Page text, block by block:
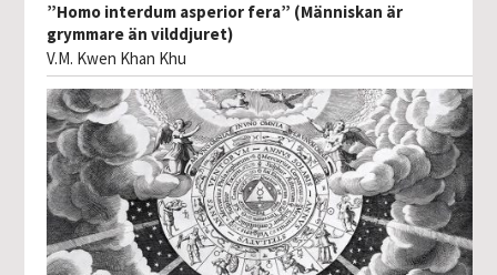
”Homo interdum asperior fera” (Människan är
grymmare än vilddjuret)
V.M. Kwen Khan Khu